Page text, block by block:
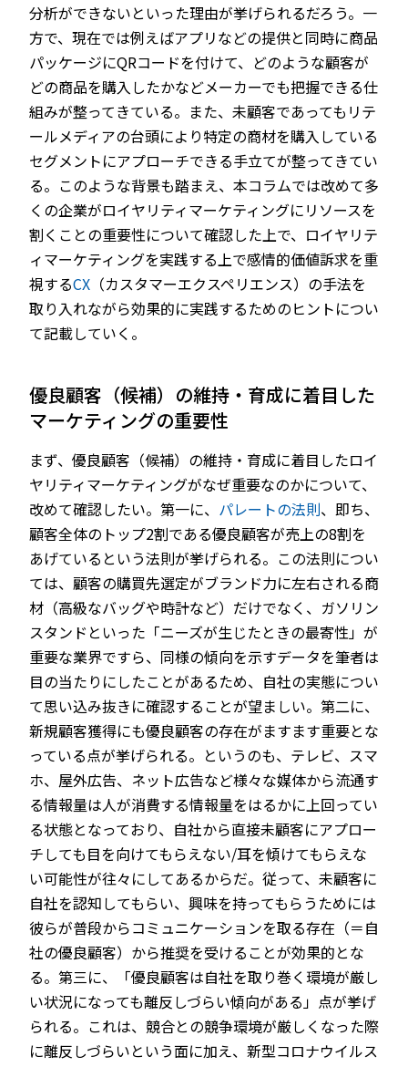
分析ができないといった理由が挙げられるだろう。一
方で、現在では例えばアプリなどの提供と同時に商品
パッケージにQRコードを付けて、どのような顧客が
どの商品を購入したかなどメーカーでも把握できる仕
組みが整ってきている。また、未顧客であってもリテ
ールメディアの台頭により特定の商材を購入している
セグメントにアプローチできる手立てが整ってきてい
る。このような背景も踏まえ、本コラムでは改めて多
くの企業がロイヤリティマーケティングにリソースを
割くことの重要性について確認した上で、ロイヤリテ
ィマーケティングを実践する上で感情的価値訴求を重
視するCX （カスタマーエクスペリエンス）の手法を
取り入れながら効果的に実践するためのヒントについ
て記載していく。
優良顧客（候補）の維持・育成に着目した
マーケティングの重要性
まず、優良顧客（候補）の維持・育成に着目したロイ
ヤリティマーケティングがなぜ重要なのかについて、
改めて確認したい。第一に、 パレートの法則、即ち、
顧客全体のトップ2割である優良顧客が売上の8割を
あげているという法則が挙げられる。この法則につい
ては、顧客の購買先選定がブランド力に左右される商
材（高級なバッグや時計など）だけでなく、ガソリン
スタンドといった「ニーズが生じたときの最寄性」が
重要な業界ですら、同様の傾向を示すデータを筆者は
目の当たりにしたことがあるため、自社の実態につい
て思い込み抜きに確認することが望ましい。第二に、
新規顧客獲得にも優良顧客の存在がますます重要とな
っている点が挙げられる。というのも、テレビ、スマ
ホ、屋外広告、ネット広告など様々な媒体から流通す
る情報量は人が消費する情報量をはるかに上回ってい
る状態となっており、自社から直接未顧客にアプロー
チしても目を向けてもらえない/耳を傾けてもらえな
い可能性が往々にしてあるからだ。従って、未顧客に
自社を認知してもらい、興味を持ってもらうためには
彼らが普段からコミュニケーションを取る存在（＝自
社の優良顧客）から推奨を受けることが効果的とな
る。第三に、「優良顧客は自社を取り巻く環境が厳し
い状況になっても離反しづらい傾向がある」点が挙げ
られる。これは、競合との競争環境が厳しくなった際
に離反しづらいという面に加え、新型コロナウイルス